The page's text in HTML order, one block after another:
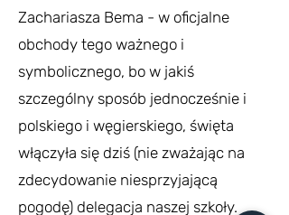
Zachariasza Bema - w oficjalne
obchody tego ważnego i
symbolicznego, bo w jakiś
szczególny sposób jednocześnie i
polskiego i węgierskiego, święta
włączyła się dziś (nie zważając na
zdecydowanie niesprzyjającą
pogodę) delegacja naszej szkoły.